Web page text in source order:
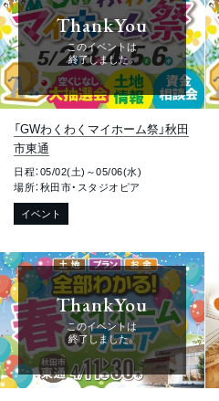
ThankYou
このイベントは
終了しました。
「GWわくわくマイホーム祭」秋田
市東通
日程：05/02(土)～05/06(水)
場所：秋田市・スタジオピア
イベント
ThankYou
このイベントは
終了しました。